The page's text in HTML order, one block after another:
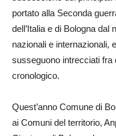
portato alla Seconda
dell’Italia e di Bologna
nazionali e internazionali,
susseguono intrecciati fra
cronologico.
Quest’anno Comune di
ai Comuni del territorio,